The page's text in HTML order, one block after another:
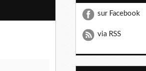
sur Facebook
via RSS